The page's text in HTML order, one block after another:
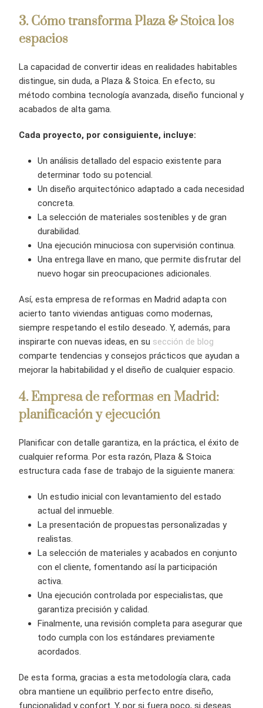
3. Cómo transforma Plaza & Stoica los
espacios
La capacidad de convertir ideas en realidades habitables
distingue, sin duda, a Plaza & Stoica. En efecto, su
método combina tecnología avanzada, diseño funcional y
acabados de alta gama.
Cada proyecto, por consiguiente, incluye:
Un análisis detallado del espacio existente para
determinar todo su potencial.
Un diseño arquitectónico adaptado a cada necesidad
concreta.
La selección de materiales sostenibles y de gran
durabilidad.
Una ejecución minuciosa con supervisión continua.
Una entrega llave en mano, que permite disfrutar del
nuevo hogar sin preocupaciones adicionales.
Así, esta empresa de reformas en Madrid adapta con
acierto tanto viviendas antiguas como modernas,
siempre respetando el estilo deseado. Y, además, para
inspirarte con nuevas ideas, en su sección de blog
comparte tendencias y consejos prácticos que ayudan a
mejorar la habitabilidad y el diseño de cualquier espacio.
4. Empresa de reformas en Madrid:
planificación y ejecución
Planificar con detalle garantiza, en la práctica, el éxito de
cualquier reforma. Por esta razón, Plaza & Stoica
estructura cada fase de trabajo de la siguiente manera:
Un estudio inicial con levantamiento del estado
actual del inmueble.
La presentación de propuestas personalizadas y
realistas.
La selección de materiales y acabados en conjunto
con el cliente, fomentando así la participación
activa.
Una ejecución controlada por especialistas, que
garantiza precisión y calidad.
Finalmente, una revisión completa para asegurar que
todo cumpla con los estándares previamente
acordados.
De esta forma, gracias a esta metodología clara, cada
obra mantiene un equilibrio perfecto entre diseño,
funcionalidad y confort. Y, por si fuera poco, si deseas